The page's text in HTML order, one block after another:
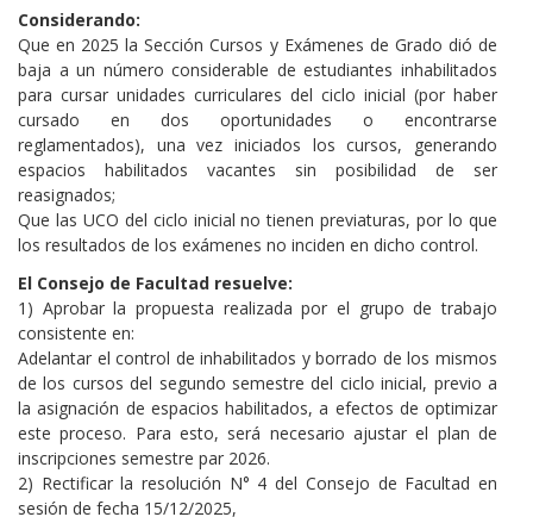
Considerando:
Que en 2025 la Sección Cursos y Exámenes de Grado dió de
baja a un número considerable de estudiantes inhabilitados
para cursar unidades curriculares del ciclo inicial (por haber
cursado en dos oportunidades o encontrarse
reglamentados), una vez iniciados los cursos, generando
espacios habilitados vacantes sin posibilidad de ser
reasignados;
Que las UCO del ciclo inicial no tienen previaturas, por lo que
los resultados de los exámenes no inciden en dicho control.
El Consejo de Facultad resuelve:
1) Aprobar la propuesta realizada por el grupo de trabajo
consistente en:
Adelantar el control de inhabilitados y borrado de los mismos
de los cursos del segundo semestre del ciclo inicial, previo a
la asignación de espacios habilitados, a efectos de optimizar
este proceso. Para esto, será necesario ajustar el plan de
inscripciones semestre par 2026.
2) Rectificar la resolución N° 4 del Consejo de Facultad en
sesión de fecha 15/12/2025,